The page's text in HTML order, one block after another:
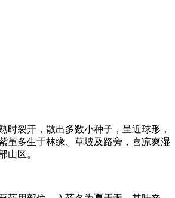
时裂开，散出多数小种子，呈近球形，
堇多生于林缘、草坡及路旁，喜凉爽湿
山区。